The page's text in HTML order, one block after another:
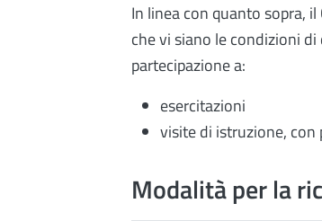
In linea con quanto sopra,
che vi siano le condizioni
partecipazione a:
esercitazioni
visite di istruzione, con
Modalità per la